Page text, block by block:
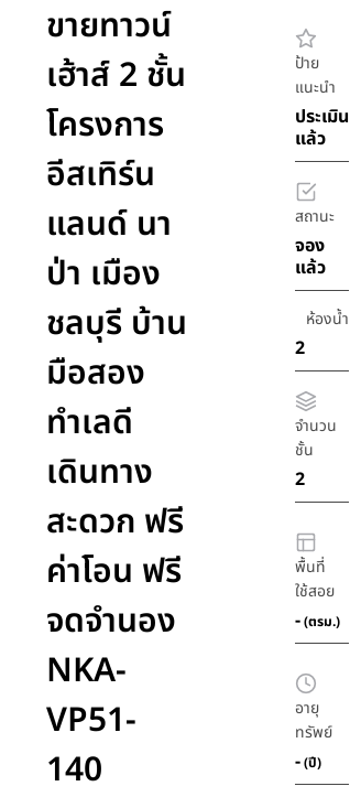
ขายทาวน์
เฮ้าส์ 2 ชั้น
โครงการ
อีสเทิร์น
แลนด์ นา
ป่า เมือง
ชลบุรี บ้าน
มือสอง
ทำเลดี
เดินทาง
สะดวก ฟรี
ค่าโอน ฟรี
จดจำนอง
NKA-
VP51-
140
ป้าย
แนะนำ
ประเมิน
แล้ว
สถานะ
จอง
แล้ว
ห้องน้ำ
2
จำนวน
ชั้น
2
พื้นที่
ใช้สอย
-(ตรม.)
อายุ
ทรัพย์
-(ปี)